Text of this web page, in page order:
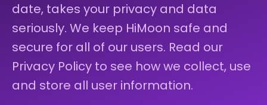
date, takes your privacy and data
seriously. We keep HiMoon safe and
secure for all of our users. Read our
Privacy Policy to see how we collect, use
and store all user information.